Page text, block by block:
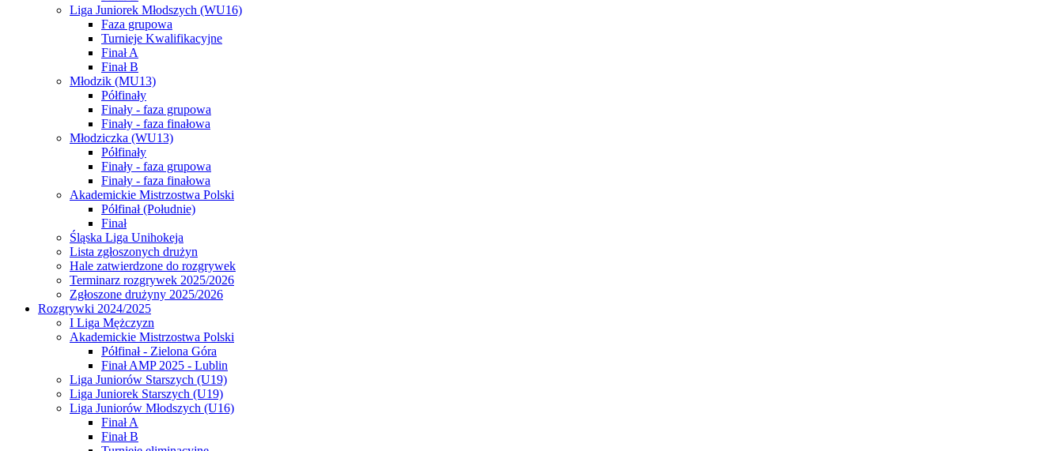
Liga Juniorek Młodszych (WU16)
Faza grupowa
Turnieje Kwalifikacyjne
Finał A
Finał B
Młodzik (MU13)
Półfinały
Finały - faza grupowa
Finały - faza finałowa
Młodziczka (WU13)
Półfinały
Finały - faza grupowa
Finały - faza finałowa
Akademickie Mistrzostwa Polski
Półfinał (Południe)
Finał
Śląska Liga Unihokeja
Lista zgłoszonych drużyn
Hale zatwierdzone do rozgrywek
Terminarz rozgrywek 2025/2026
Zgłoszone drużyny 2025/2026
Rozgrywki 2024/2025
I Liga Mężczyzn
Akademickie Mistrzostwa Polski
Półfinał - Zielona Góra
Finał AMP 2025 - Lublin
Liga Juniorów Starszych (U19)
Liga Juniorek Starszych (U19)
Liga Juniorów Młodszych (U16)
Finał A
Finał B